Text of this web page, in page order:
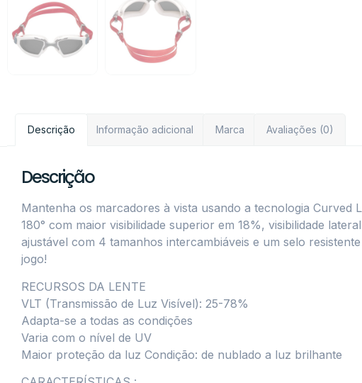
Descrição Informação adicional Marca Avaliações (0)
Descrição
Mantenha os marcadores à vista usando a tecnologia Curved
180° com maior visibilidade superior em 18%, visibilidade
ajustável com 4 tamanhos intercambiáveis e um selo
jogo!
RECURSOS DA LENTE
VLT (Transmissão de Luz Visível): 25-78%
Adapta-se a todas as condições
Varia com o nível de UV
Maior proteção da luz Condição: de nublado a luz brilhante